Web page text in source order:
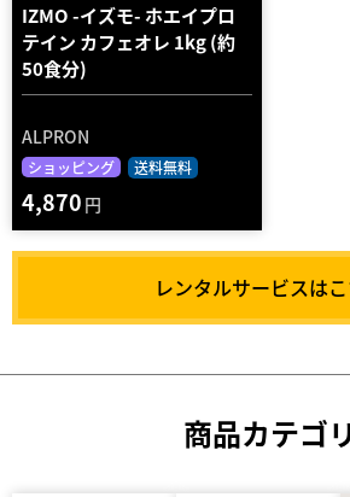
IZMO -イズモ- ホエイプロ
テイン カフェオレ 1kg (約
50食分)
ALPRON
ショッピング 送料無料
4,870 円
レンタルサービスは
商品カテゴ